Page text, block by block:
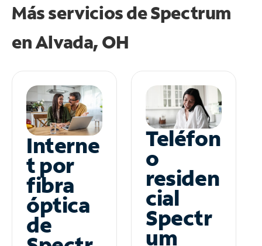
Más servicios de Spectrum
enAlvada, OH
Interne
t por
fibra
óptica
de
Teléfon
o
residen
cial
Spectr
um